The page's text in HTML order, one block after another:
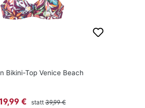
Bikini-Top Venice Beach
€ stattRegulärer Preis:
39,99 €